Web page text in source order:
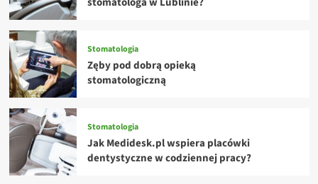
Stomatologia
Zęby pod dobrą opieką
stomatologiczną
Stomatologia
Jak Medidesk.pl wspiera placówki
dentystyczne w codziennej pracy?